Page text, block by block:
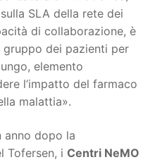
SLA della rete dei
di collaborazione, è
dei pazienti per
elemento
l’impatto del farmaco
malattia».
anno dopo la
Tofersen, i Centri NeMO